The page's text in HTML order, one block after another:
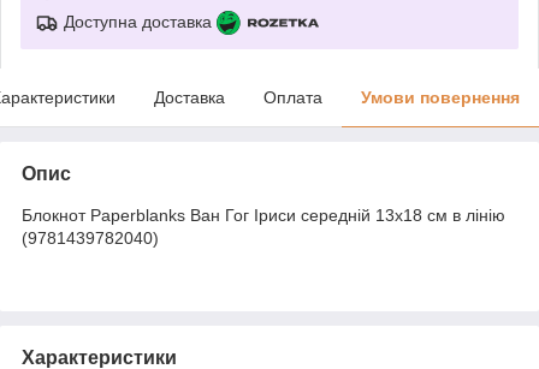
Доступна доставка
Доставка Оплата Умови повернення
Опис
Блокнот Paperblanks Ван Гог Іриси середній 13х18 см в лінію
(9781439782040)
Характеристики